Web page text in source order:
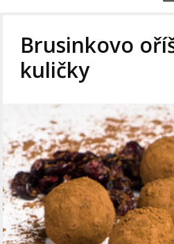
Brusinkovo
kuličky